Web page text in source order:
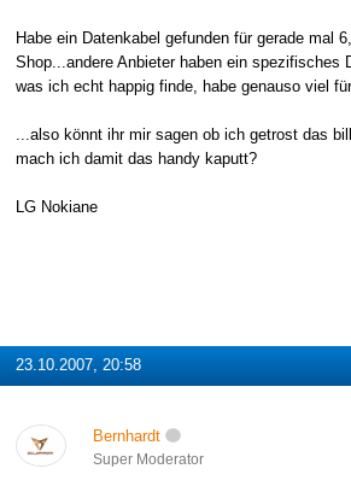
Habe ein Datenkabel gefunden für gerade mal
Shop...andere Anbieter haben ein spezifisches
was ich echt happig finde, habe genauso viel
...also könnt ihr mir sagen ob ich getrost das
mach ich damit das handy kaputt?
LG Nokiane
23.10.2007, 20:58
Bernhardt
Super Moderator